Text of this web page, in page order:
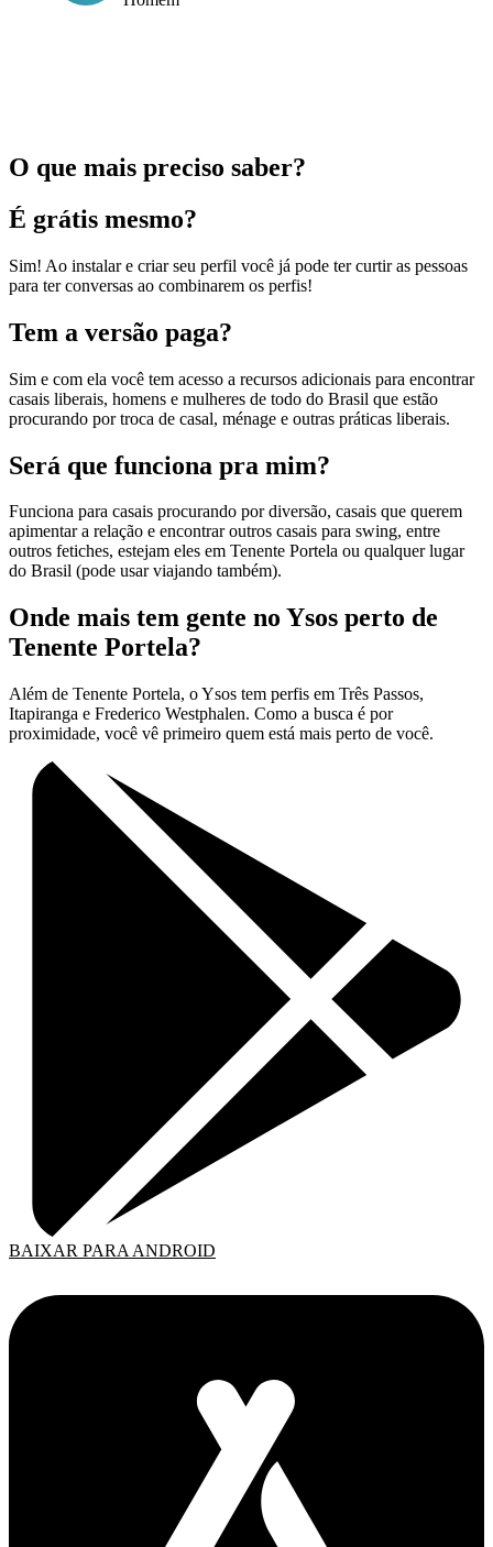
O que mais preciso saber?
É grátis mesmo?
Sim! Ao instalar e criar seu perfil você já pode ter curtir as pessoas
para ter conversas ao combinarem os perfis!
Tem a versão paga?
Sim e com ela você tem acesso a recursos adicionais para encontrar
casais liberais, homens e mulheres de todo do Brasil que estão
procurando por troca de casal, ménage e outras práticas liberais.
Será que funciona pra mim?
Funciona para casais procurando por diversão, casais que querem
apimentar a relação e encontrar outros casais para swing, entre
outros fetiches, estejam eles em Tenente Portela ou qualquer lugar
do Brasil (pode usar viajando também).
Onde mais tem gente no Ysos perto de
Tenente Portela?
Além de Tenente Portela, o Ysos tem perfis em Três Passos,
Itapiranga e Frederico Westphalen. Como a busca é por
proximidade, você vê primeiro quem está mais perto de você.
BAIXAR PARA ANDROID